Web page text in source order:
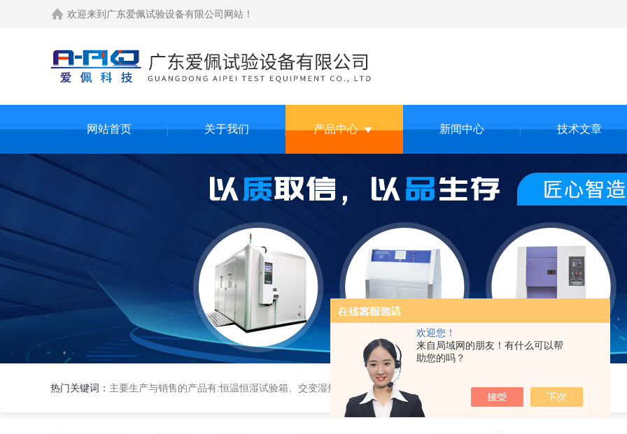
欢迎您！
来自局域网的朋友！有什么可以帮
助您的吗？
欢迎来到 广东爱佩试验设备有限公司网站 ！
网站首页 关于我们 产品中心 新闻中心 技术文章
热门关键词： 主要生产与销售的产品有:恒温恒湿试验箱、交变湿热试验箱、高低温交变试验箱、冷热冲击实验箱、紫外光试验箱、氙灯老化箱、恒温恒湿实验室、沙尘试验箱、淋雨试验箱、盐水喷雾试验箱、各种振动试验台、拉力试验机、蒸汽老化试验机、跌落试验机、插拔力试验机、按健寿命试验机、纸带耐磨擦试验机、工业烘烤箱